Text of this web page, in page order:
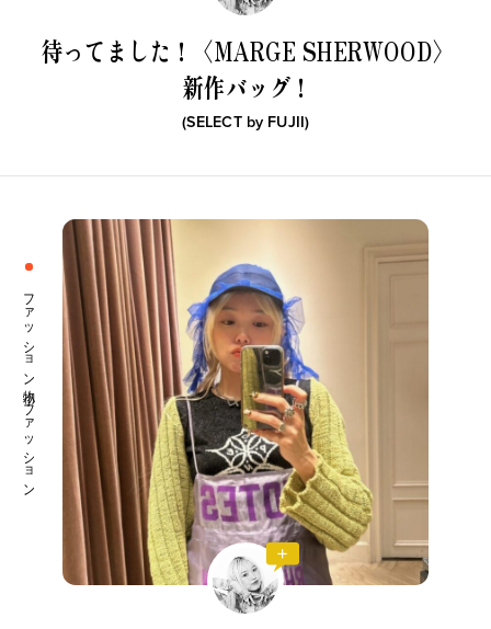
待ってました！〈MARGE SHERWOOD〉
新作バッグ！
(SELECT by FUJII)
ファッション小物 ファッション
CATEGORY